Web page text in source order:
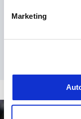
Marketing